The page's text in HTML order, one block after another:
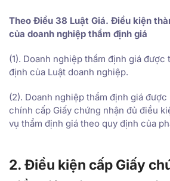
Theo Điều 38 Luật Giá. Điều kiện
của doanh nghiệp thẩm định giá
(1). Doanh nghiệp thẩm định giá được
định của Luật doanh nghiệp.
(2). Doanh nghiệp thẩm định giá
chính cấp Giấy chứng nhận đủ điều
vụ thẩm định giá theo quy định của
2. Điều kiện cấp Giấy